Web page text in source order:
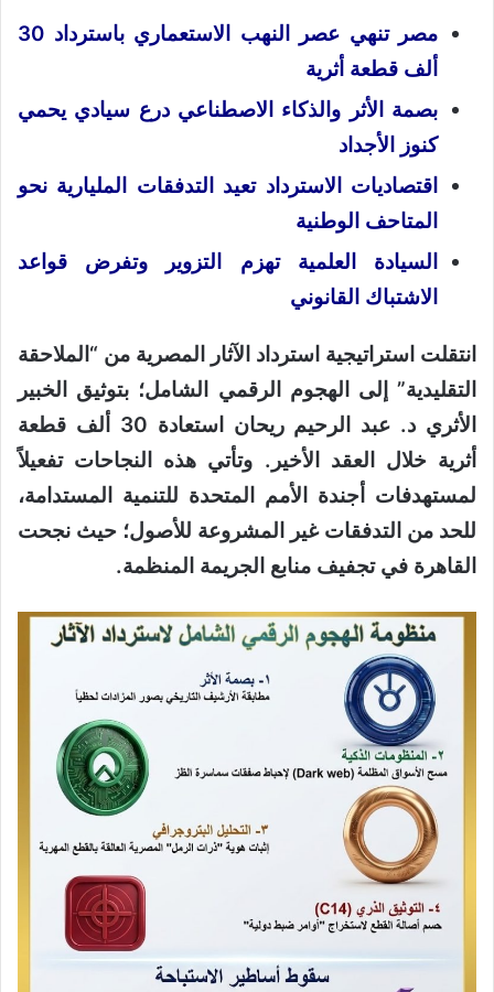
مصر تنهي عصر النهب الاستعماري باسترداد 30
ألف قطعة أثرية
بصمة الأثر والذكاء الاصطناعي درع سيادي يحمي
كنوز الأجداد
اقتصاديات الاسترداد تعيد التدفقات المليارية نحو
المتاحف الوطنية
السيادة العلمية تهزم التزوير وتفرض قواعد
الاشتباك القانوني
انتقلت استراتيجية استرداد الآثار المصرية من “الملاحقة
التقليدية” إلى الهجوم الرقمي الشامل؛ بتوثيق الخبير
الأثري د. عبد الرحيم ريحان استعادة 30 ألف قطعة
أثرية خلال العقد الأخير. وتأتي هذه النجاحات تفعيلاً
لمستهدفات أجندة الأمم المتحدة للتنمية المستدامة،
للحد من التدفقات غير المشروعة للأصول؛ حيث نجحت
القاهرة في تجفيف منابع الجريمة المنظمة.